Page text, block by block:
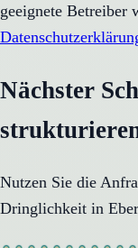
geeignete Betreiber
Nächster
Nutzen Sie die
Dringlichkeit in